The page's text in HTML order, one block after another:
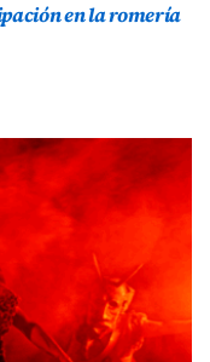
en la romería